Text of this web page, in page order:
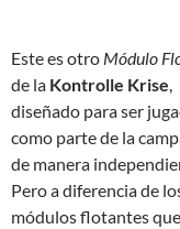
Este es otro Módulo
de la Kontrolle Krise,
diseñado para ser
como parte de la
de manera
Pero a diferencia de
módulos flotantes